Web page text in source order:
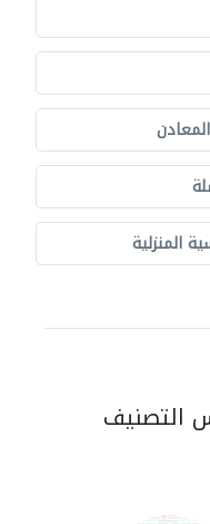
المنزلية
التصنيف